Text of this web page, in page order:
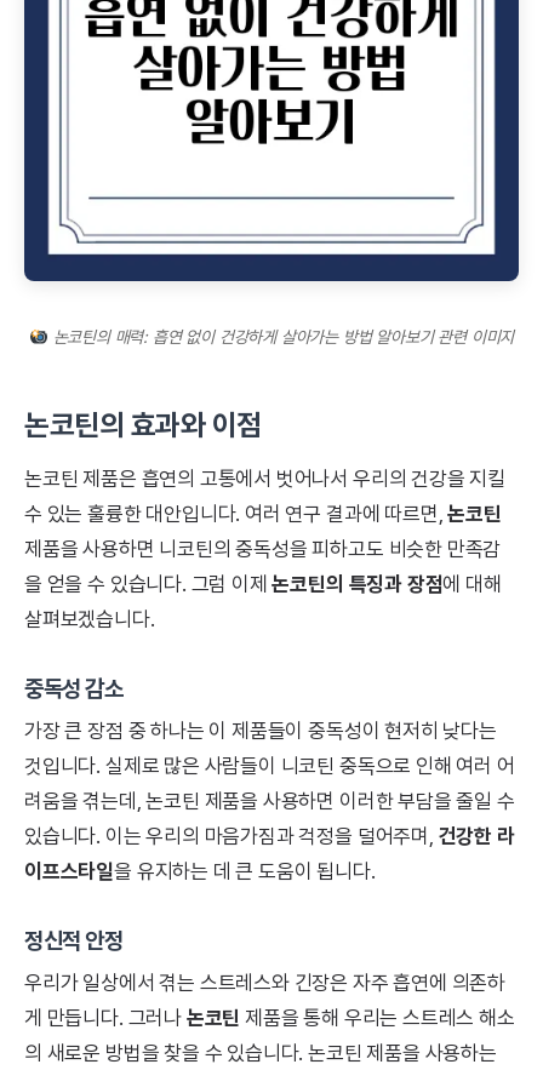
논코틴의 매력: 흡연 없이 건강하게 살아가는 방법 알아보기 관련 이미지
논코틴의 효과와 이점
논코틴 제품은 흡연의 고통에서 벗어나서 우리의 건강을 지킬
수 있는 훌륭한 대안입니다. 여러 연구 결과에 따르면,논코틴
제품을 사용하면 니코틴의 중독성을 피하고도 비슷한 만족감
을 얻을 수 있습니다. 그럼 이제논코틴의 특징과 장점에 대해
살펴보겠습니다.
중독성 감소
가장 큰 장점 중 하나는 이 제품들이 중독성이 현저히 낮다는
것입니다. 실제로 많은 사람들이 니코틴 중독으로 인해 여러 어
려움을 겪는데, 논코틴 제품을 사용하면 이러한 부담을 줄일 수
있습니다. 이는 우리의 마음가짐과 걱정을 덜어주며, 건강한 라
이프스타일을 유지하는 데 큰 도움이 됩니다.
정신적 안정
우리가 일상에서 겪는 스트레스와 긴장은 자주 흡연에 의존하
게 만듭니다. 그러나 논코틴 제품을 통해 우리는 스트레스 해소
의 새로운 방법을 찾을 수 있습니다. 논코틴 제품을 사용하는